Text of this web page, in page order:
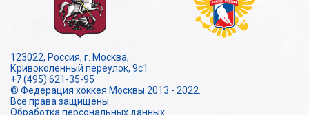
123022, Россия, г. Москва,
Кривоколенный переулок, 9с1
+7 (495) 621-35-95
© Федерация хоккея Москвы 2013 - 2022.
Все права защищены.
Обработка персональных данных